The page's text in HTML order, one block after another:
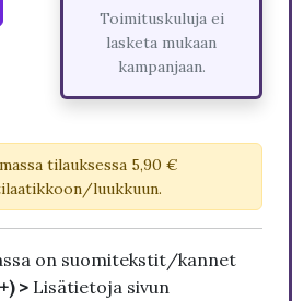
Toimituskuluja ei
lasketa mukaan
kampanjaan.
tilauksessa 5,90 €
luukkuun.
on suomitekstit/kannet
> Lisätietoja sivun